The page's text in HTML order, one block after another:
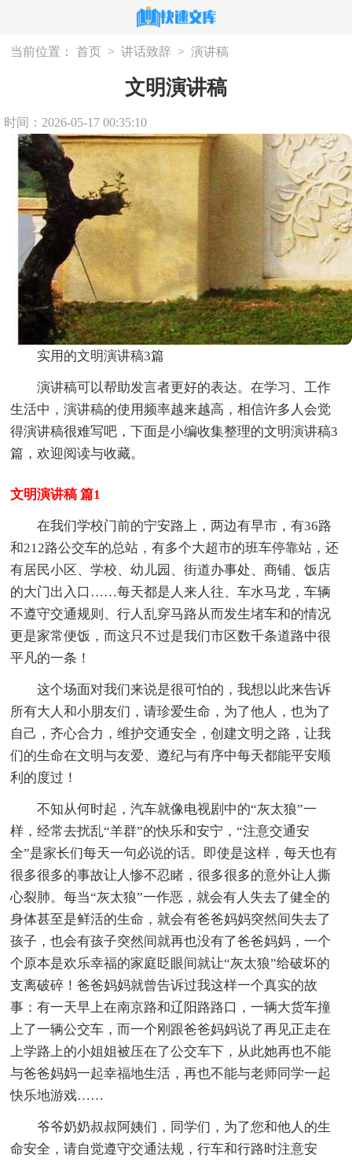
当前位置： 首页 > 讲话致辞 > 演讲稿
文明演讲稿
时间：2026-05-17 00:35:10
实用的文明演讲稿3篇
演讲稿可以帮助发言者更好的表达。在学习、工作
生活中，演讲稿的使用频率越来越高，相信许多人会觉
得演讲稿很难写吧，下面是小编收集整理的文明演讲稿3
篇，欢迎阅读与收藏。
文明演讲稿 篇1
在我们学校门前的宁安路上，两边有早市，有36路
和212路公交车的总站，有多个大超市的班车停靠站，还
有居民小区、学校、幼儿园、街道办事处、商铺、饭店
的大门出入口……每天都是人来人往、车水马龙，车辆
不遵守交通规则、行人乱穿马路从而发生堵车和的情况
更是家常便饭，而这只不过是我们市区数千条道路中很
平凡的一条！
这个场面对我们来说是很可怕的，我想以此来告诉
所有大人和小朋友们，请珍爱生命，为了他人，也为了
自己，齐心合力，维护交通安全，创建文明之路，让我
们的生命在文明与友爱、遵纪与有序中每天都能平安顺
利的度过！
不知从何时起，汽车就像电视剧中的“灰太狼”一
样，经常去扰乱“羊群”的快乐和安宁，“注意交通安
全”是家长们每天一句必说的话。即使是这样，每天也有
很多很多的事故让人惨不忍睹，很多很多的意外让人撕
心裂肺。每当“灰太狼”一作恶，就会有人失去了健全的
身体甚至是鲜活的生命，就会有爸爸妈妈突然间失去了
孩子，也会有孩子突然间就再也没有了爸爸妈妈，一个
个原本是欢乐幸福的家庭眨眼间就让“灰太狼”给破坏的
支离破碎！爸爸妈妈就曾告诉过我这样一个真实的故
事：有一天早上在南京路和辽阳路路口，一辆大货车撞
上了一辆公交车，而一个刚跟爸爸妈妈说了再见正走在
上学路上的小姐姐被压在了公交车下，从此她再也不能
与爸爸妈妈一起幸福地生活，再也不能与老师同学一起
快乐地游戏……
爷爷奶奶叔叔阿姨们，同学们，为了您和他人的生
命安全，请自觉遵守交通法规，行车和行路时注意安